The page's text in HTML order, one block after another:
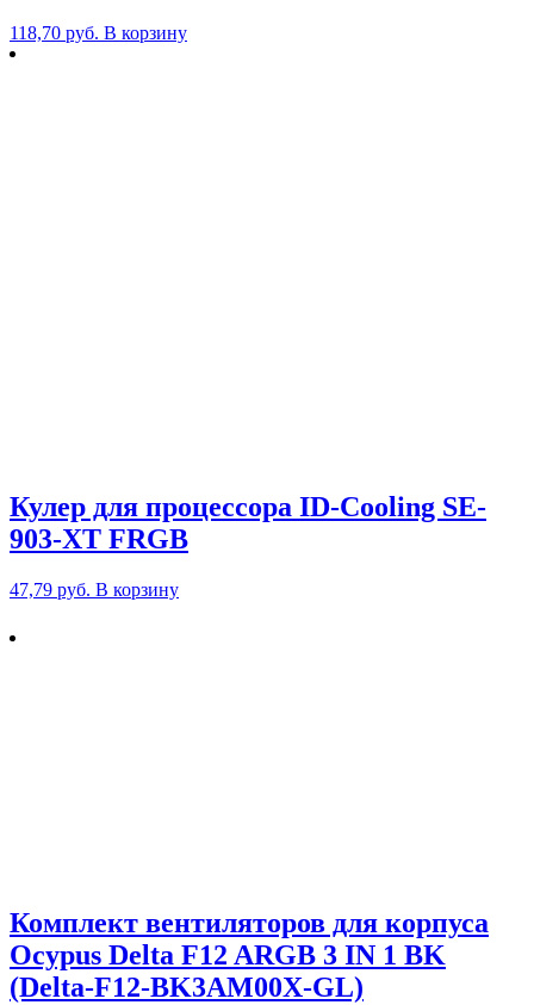
118,70 руб. В корзину
Кулер для процессора ID-Cooling SE-
903-XT FRGB
47,79 руб. В корзину
Комплект вентиляторов для корпуса
Ocypus Delta F12 ARGB 3 IN 1 BK
(Delta-F12-BK3AM00X-GL)